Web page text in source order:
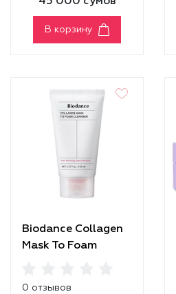
В корзину
Biodance Collagen
Mask To Foam
0 отзывов